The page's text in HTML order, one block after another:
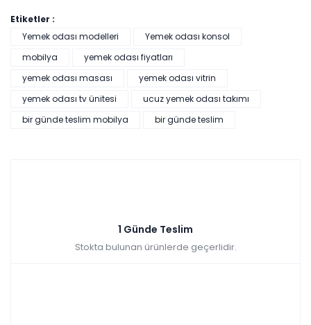
Etiketler :
Yemek odası modelleri
Yemek odası konsol
mobilya
yemek odası fiyatları
yemek odası masası
yemek odası vitrin
yemek odası tv ünitesi
ucuz yemek odası takımı
bir günde teslim mobilya
bir günde teslim
1 Günde Teslim
Stokta bulunan ürünlerde geçerlidir.